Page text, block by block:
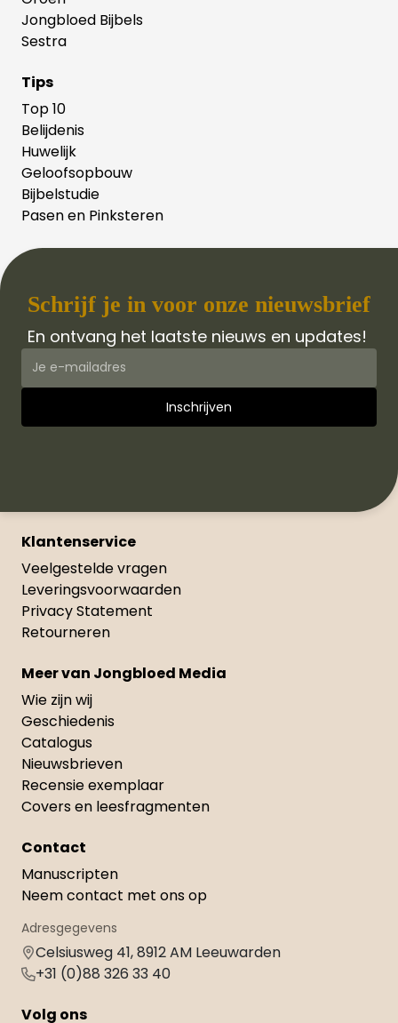
Jongbloed Bijbels
Sestra
Tips
Top 10
Belijdenis
Huwelijk
Geloofsopbouw
Bijbelstudie
Pasen en Pinksteren
Schrijf je in voor onze nieuwsbrief
En ontvang het laatste nieuws en updates!
Klantenservice
Veelgestelde vragen
Leveringsvoorwaarden
Privacy Statement
Retourneren
Meer van Jongbloed Media
Wie zijn wij
Geschiedenis
Catalogus
Nieuwsbrieven
Recensie exemplaar
Covers en leesfragmenten
Contact
Manuscripten
Neem contact met ons op
Adresgegevens
Celsiusweg 41, 8912 AM Leeuwarden
+31 (0)88 326 33 40
Volg ons